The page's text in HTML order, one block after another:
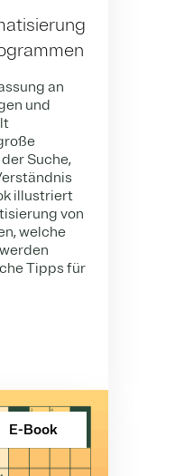
an
und
Suche,
illustriert
von
welche
Tipps für
E-Book